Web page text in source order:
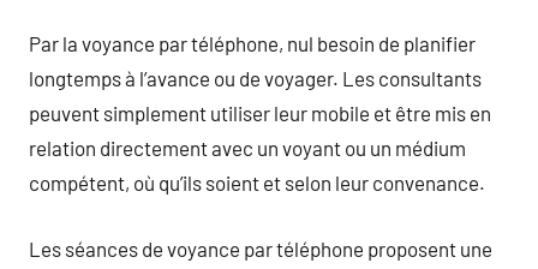
Par la voyance par téléphone, nul besoin de planifier
longtemps à l’avance ou de voyager. Les consultants
peuvent simplement utiliser leur mobile et être mis en
relation directement avec un voyant ou un médium
compétent, où qu’ils soient et selon leur convenance.
Les séances de voyance par téléphone proposent une